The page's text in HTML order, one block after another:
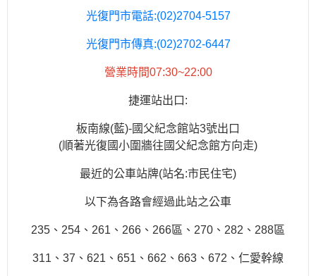
光復門市電話:(02)2704-5157
光復門市傳真:(02)2702-6447
營業時間07:30~22:00
捷運站出口:
板南線(藍)-國父紀念館站3號出口
(順著光復國小圍牆往國父紀念館方向走)
最近的公車站牌(站名:市民住宅)
以下為各路會經過此站之公車
235、254、261、266、266區、270、282、288區
311、37、621、651、662、663、672、仁愛幹線